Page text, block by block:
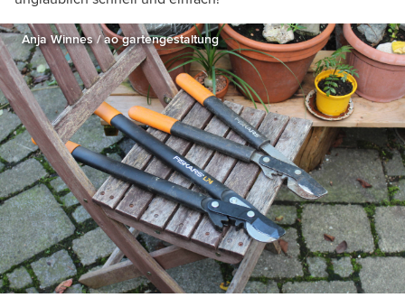
Anja Winnes / ao gartengestaltung